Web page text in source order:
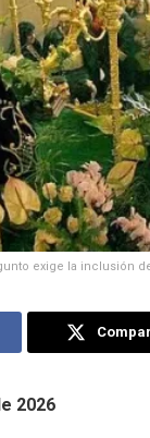
exige la inclusión
2026